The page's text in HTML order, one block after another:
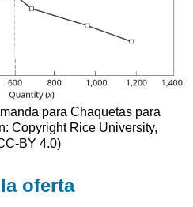
para Chaquetas para
Copyright Rice University,
BY 4.0)
oferta